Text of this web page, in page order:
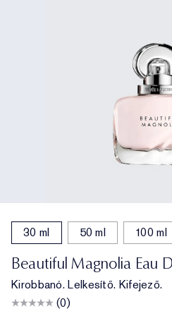
30 ml 50 ml 100 ml
Beautiful Magnolia Eau
Kirobbanó. Lelkesítő. Kifejező.
(0)